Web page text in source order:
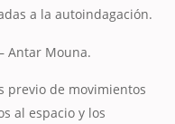
a la autoindagación.
Mouna.
previo de movimientos
al espacio y los